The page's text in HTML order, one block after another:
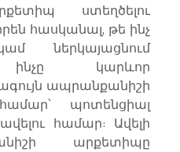
ստեղծելու
հասկանալ, թե ինչ
ներկայացնում
ինչը կարևոր
ապրանքանիշի
պոտենցիալ
համար: Ավելի
արքետիպը